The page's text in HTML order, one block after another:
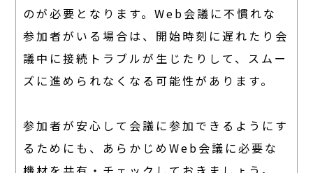
のが必要となります。Web会議に不慣れな
参加者がいる場合は、開始時刻に遅れたり会
議中に接続トラブルが生じたりして、スムー
ズに進められなくなる可能性があります。
参加者が安心して会議に参加できるようにす
るためにも、あらかじめWeb会議に必要な